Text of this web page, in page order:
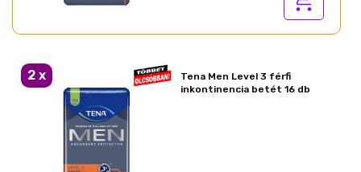
2 x
Tena Men Level 3 férfi
inkontinencia betét 16 db